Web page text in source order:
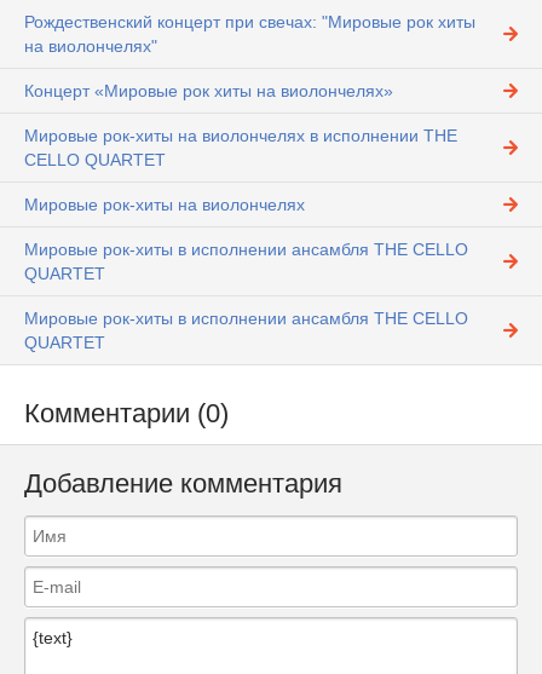
Рождественский концерт при свечах: "Мировые рок хиты
на виолончелях"
Концерт «Мировые рок хиты на виолончелях»
Мировые рок-хиты на виолончелях в исполнении THE
CELLO QUARTET
Мировые рок-хиты на виолончелях
Мировые рок-хиты в исполнении ансамбля THE CELLO
QUARTET
Мировые рок-хиты в исполнении ансамбля THE CELLO
QUARTET
Комментарии (0)
Добавление комментария